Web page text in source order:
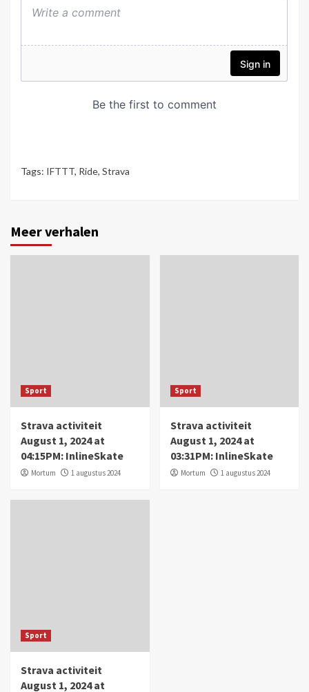
Tags: IFTTT, Ride, Strava
Meer verhalen
Sport
Strava activiteit
August 1, 2024 at
04:15PM: InlineSkate
Mortum 1 augustus 2024
Sport
Strava activiteit
August 1, 2024 at
03:31PM: InlineSkate
Mortum 1 augustus 2024
Sport
Strava activiteit
August 1, 2024 at